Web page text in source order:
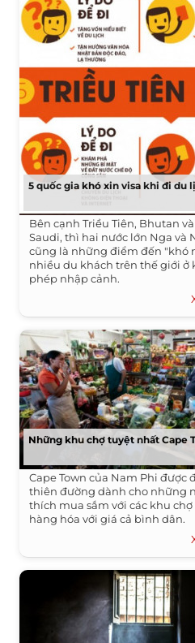
5 quốc gia khó xin visa khi đi du
Bên cạnh Triều Tiên, Bhutan và
Saudi, thì hai nước lớn Nga và
cũng là những điểm đến "khó
nhiều du khách trên thế giới ở
phép nhập cảnh.
Những khu chợ tuyệt nhất Cape
Cape Town của Nam Phi được
thiên đường dành cho những
thích mua sắm với các khu
hàng hóa với giá cả bình dân.